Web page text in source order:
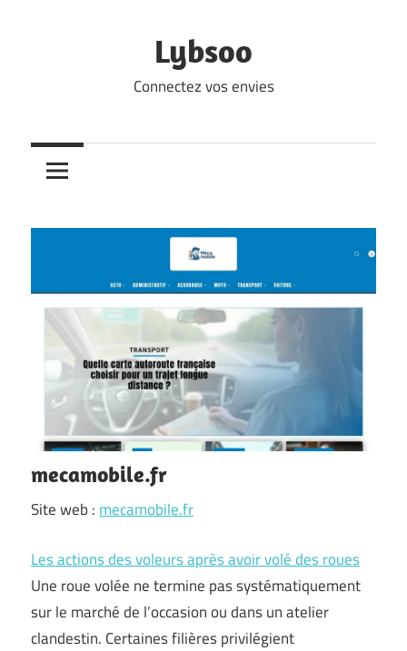
Lybsoo
Connectez vos envies
mecamobile.fr
Site web : mecamobile.fr
Les actions des voleurs après avoir volé des roues
Une roue volée ne termine pas systématiquement
sur le marché de l’occasion ou dans un atelier
clandestin. Certaines filières privilégient